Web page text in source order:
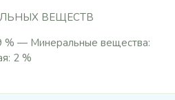
ВЕЩЕСТВ
— Минеральные вещества:
2 %